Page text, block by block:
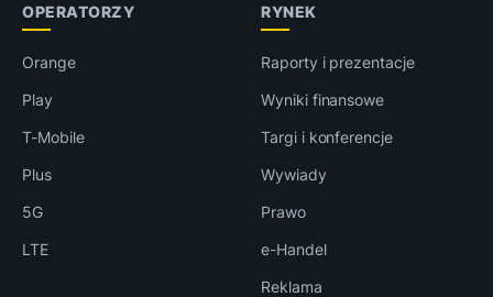
OPERATORZY
Orange
Play
T-Mobile
Plus
5G
LTE
RYNEK
Raporty i prezentacje
Wyniki finansowe
Targi i konferencje
Wywiady
Prawo
e-Handel
Reklama